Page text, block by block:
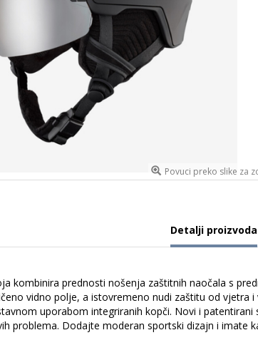
Povuci preko slike za
Detalji proizvoda
kombinira prednosti nošenja zaštitnih naočala s
vidno polje, a istovremeno nudi zaštitu od
uporabom integriranih kopči. Novi i
problema. Dodajte moderan sportski dizajn i imate